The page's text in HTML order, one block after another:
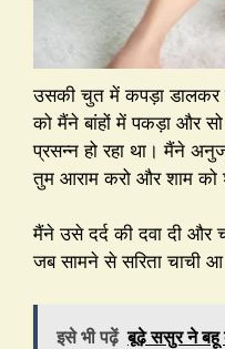
उसकी चुत में कपड़ा डालकर
को मैंने बांहों में पकड़ा और
प्रसन्न हो रहा था। मैंने
तुम आराम करो और शाम को
मैंने उसे दर्द की दवा दी और
जब सामने से सरिता चाची आ
इसे भी पढ़ें बूढ़े ससुर ने बहू